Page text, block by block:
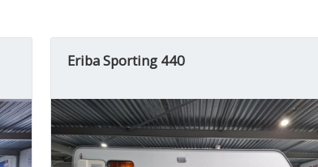
Eriba Sporting 440